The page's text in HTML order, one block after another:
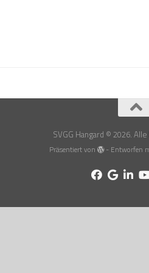
SVGG Hangard © 2026.
Präsentiert von - Entworfen